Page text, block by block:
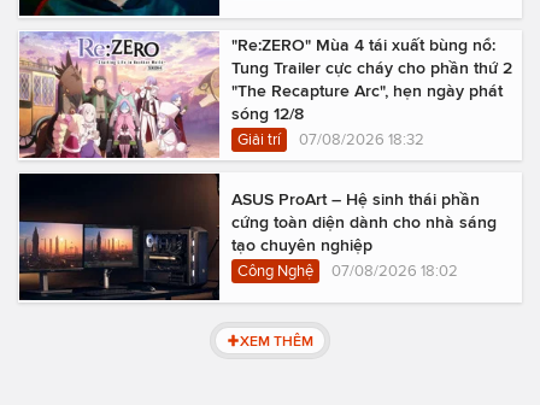
"Re:ZERO" Mùa 4 tái xuất bùng nổ:
Tung Trailer cực cháy cho phần thứ 2
"The Recapture Arc", hẹn ngày phát
sóng 12/8
Giải trí 07/08/2026 18:32
ASUS ProArt – Hệ sinh thái phần
cứng toàn diện dành cho nhà sáng
tạo chuyên nghiệp
Công Nghệ 07/08/2026 18:02
XEM THÊM